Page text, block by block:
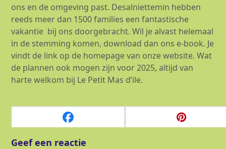
ons en de omgeving past. Desalniettemin hebben
reeds meer dan 1500 families een fantastische
vakantie bij ons doorgebracht. Wil je alvast helemaal
in de stemming komen, download dan ons e-book. Je
vindt de link op de homepage van onze website. Wat
de plannen ook mogen zijn voor 2025, altijd van
harte welkom bij Le Petit Mas d’ile.
Comments (0)
Geef een reactie